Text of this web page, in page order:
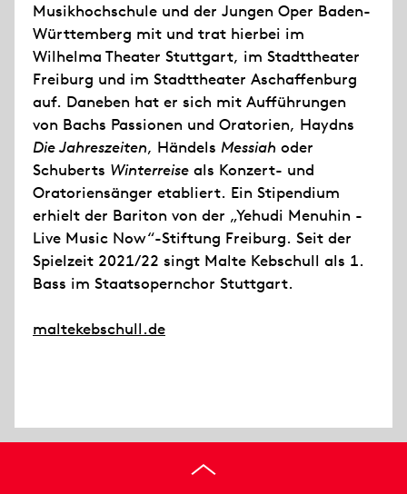
Musikhochschule und der Jungen Oper Baden-
Württemberg mit und trat hierbei im
Wilhelma Theater Stuttgart, im Stadttheater
Freiburg und im Stadttheater Aschaffenburg
auf. Daneben hat er sich mit Aufführungen
von Bachs Passionen und Oratorien, Haydns
Die Jahreszeiten, Händels Messiah oder
Schuberts Winterreise als Konzert- und
Oratoriensänger etabliert. Ein Stipendium
erhielt der Bariton von der „Yehudi Menuhin -
Live Music Now“-Stiftung Freiburg. Seit der
Spielzeit 2021/22 singt Malte Kebschull als 1.
Bass im Staatsopernchor Stuttgart.
maltekebschull.de